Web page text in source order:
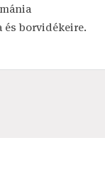
és borvidékeire.